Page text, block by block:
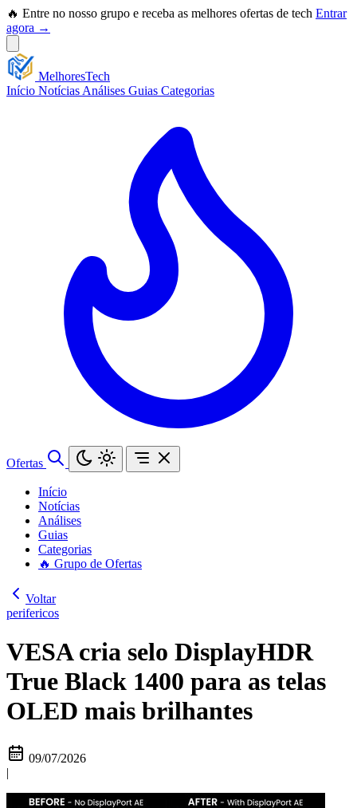
🔥 Entre no nosso grupo e receba as melhores ofertas de tech Entrar
agora →
MelhoresTech
Início Notícias Análises Guias Categorias
Ofertas
Início
Notícias
Análises
Guias
Categorias
🔥 Grupo de Ofertas
Voltar
perifericos
VESA cria selo DisplayHDR
True Black 1400 para as telas
OLED mais brilhantes
09/07/2026
|